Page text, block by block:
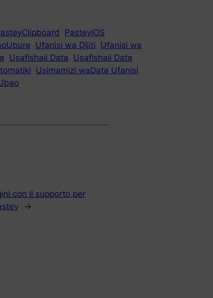
PasteyiOS
Ufanisi wa Dijiti Ufanisi wa
Usafishaji Data
Usafishaji Data
Usimamizi waData Ufanisi
con il supporto per
→